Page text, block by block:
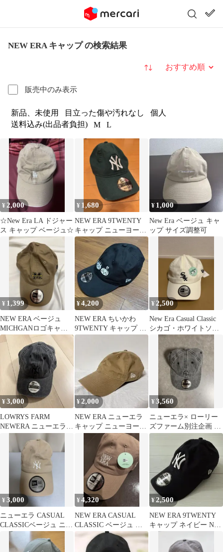
NEW ERA キャップ の検索結果
販売中のみ表示
並び替え
新品、未使用 目立った傷や汚れなし
個人
送料込み(出品者負担)
M L
¥ 2,000
☆New Era LA ドジャー
ス キャップ ベージュ☆
¥ 1,680
NEW ERA 9TWENTY
キャップ ニューヨーク
ヤンキース
¥ 1,000
New Era ベージュ キャ
ップ サイズ調整可
¥ 1,399
NEW ERA ベージュ
MICHGANロゴキャッ
プ 再々値下げ価格‼️
¥4,200
NEW ERA ちいかわ
9TWENTY キャップ ブ
ラック
¥ 2,500
New Era Casual Classic
シカゴ・ホワイトソッ
クス キャップ
¥3,000
LOWRYS FARM
NEWERA ニューエラ
¥2,000
NEW ERA ニューエラ
キャップ ニューヨーク
ヤンキース
¥3,560
ニューエラ× ローリー
ズファーム別注企画 ウ
ォッシュド キャップ ブ
¥3,000
ニューエラ CASUAL
CLASSICベージュ ニュ
ーヨークヤンキース
¥4,320
NEW ERA CASUAL
CLASSIC ベージュ キ
ャップ
¥2,500
NEW ERA 9TWENTY
キャップ ネイビー NY
ロゴ